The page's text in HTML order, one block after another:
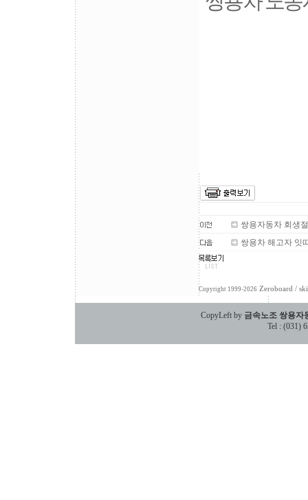
쌍용자동차 회생
쌍용차 해고자 잇
Copyright 1999-2026 Zeroboard /
CopyLeft by 금속노조 쌍용자
Tel : (031)